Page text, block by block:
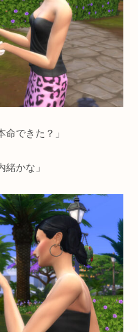
できた？」
かな」